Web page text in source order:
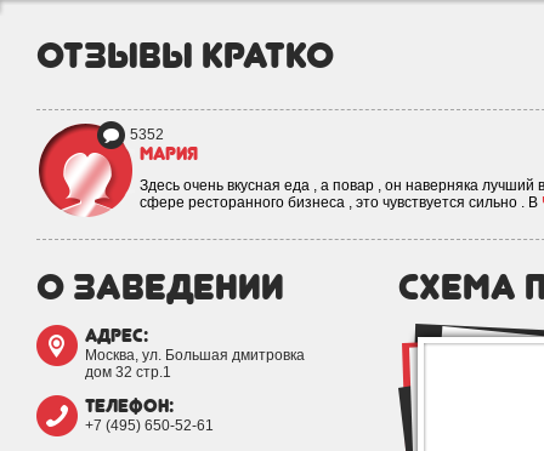
отзывы кратко
5352
Мария
Здесь очень вкусная еда , а повар , он наверняка
сфере ресторанного бизнеса , это чувствуется сильно . В
о заведении
адрес:
Москва, ул. Большая дмитровка
дом 32 стр.1
телефон:
+7 (495) 650-52-61
схема